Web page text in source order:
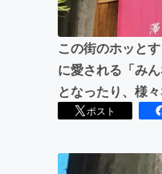
この街のホッと
に愛される「み
となったり、様
ポスト